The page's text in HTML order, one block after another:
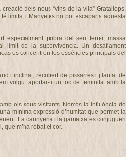
dels nous “vins de la vila” Gratallops,
límits, i Manyetes no pot escapar a aquesta
especialment pobra del seu terrer, massa
límit de la supervivència. Un desafiament
es concentren les essències principals del
i inclinat, recobert de pissarres i plantat de
volgut aportar-li un toc de feminitat amb la
els seus visitants. Només la influència de
mínima expressió d’humitat que permet la
La carinyena i la garnatxa es conjuguen
que m’ha robat el cor.